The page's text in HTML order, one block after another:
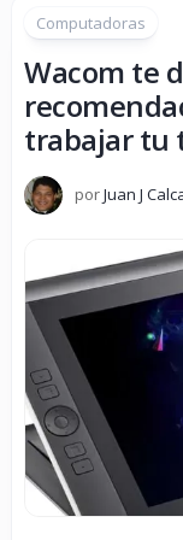
Computadoras
Wacom te
trabajar tu
porJuan J